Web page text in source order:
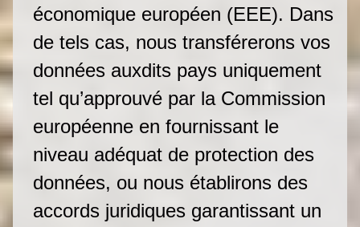
économique européen (EEE). Dans
de tels cas, nous transférerons vos
données auxdits pays uniquement
tel qu’approuvé par la Commission
européenne en fournissant le
niveau adéquat de protection des
données, ou nous établirons des
accords juridiques garantissant un